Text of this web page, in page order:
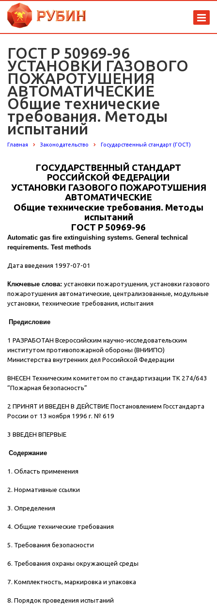
ГОСТ Р 50969-96
УСТАНОВКИ ГАЗОВОГО
ПОЖАРОТУШЕНИЯ
АВТОМАТИЧЕСКИЕ
Общие технические
требования. Методы
испытаний
Главная Законодательство Государственный стандарт (ГОСТ)
ГОСУДАРСТВЕННЫЙ СТАНДАРТ
РОССИЙСКОЙ ФЕДЕРАЦИИ
УСТАНОВКИ ГАЗОВОГО ПОЖАРОТУШЕНИЯ
АВТОМАТИЧЕСКИЕ
Общие технические требования. Методы
испытаний
ГОСТ Р50969-96
Automatic gas fire extinguishing systems. General technical
requirements. Test methods
Дата введения 1997-07-01
Ключевые слова: установки пожаротушения, установки газового
пожаротушения автоматические, централизованные, модульные
установки, технические требования, испытания
Предисловие
1 РАЗРАБОТАН Всероссийским научно-исследовательским
институтом противопожарной обороны (ВНИИПО)
Министерства внутренних дел Российской Федерации
ВНЕСЕН Техническим комитетом по стандартизации ТК 274/643
“Пожарная безопасность”
2 ПРИНЯТ И ВВЕДЕН В ДЕЙСТВИЕ Постановлением Госстандарта
России от 13 ноября 1996 г. № 619
3 ВВЕДЕН ВПЕРВЫЕ
Содержание
1. Область применения
2. Нормативные ссылки
3. Определения
4. Общие технические требования
5. Требования безопасности
6. Требования охраны окружающей среды
7. Комплектность, маркировка и упаковка
8. Порядок проведения испытаний